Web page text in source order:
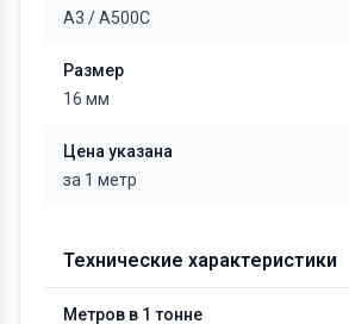
А3 /А500С
Размер
16 мм
Цена указана
за 1 метр
Технические характеристики
Метров в 1 тонне